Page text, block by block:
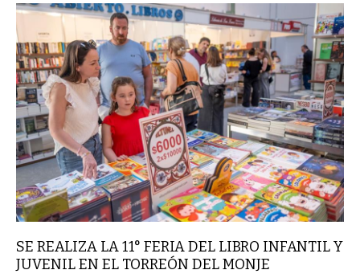
SE REALIZA LA 11° FERIA DEL LIBRO INFANTIL Y
JUVENIL EN EL TORREÓN DEL MONJE